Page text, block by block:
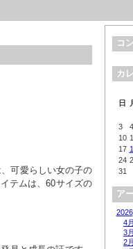
可愛らしい女の子の
テムは、60サイズの
コ
カ
日
3
4
10
17
24
31
ア
2026
4月
3月
2月